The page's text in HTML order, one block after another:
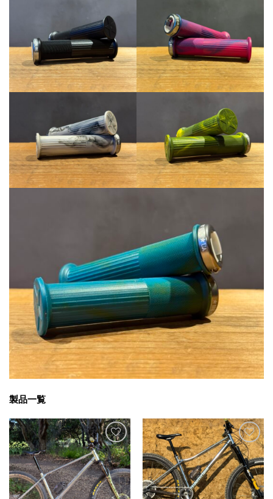
製品一覧
お気
に入
りに
追加
お気
に入
りに
追加